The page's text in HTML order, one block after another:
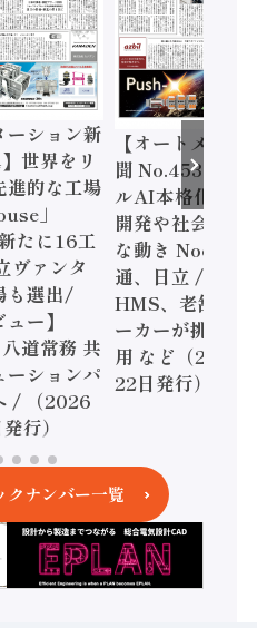
ーション新
世界をリ
進的な工場
」
たに16工
ヴァンタ
も選出/
ー】
道常務 共
ーションパ
/ （2026
行）
【オートメーシ
聞 No.453】フ
ルAI本格化へ
開発や社会実装
な動き Noetra
通、日立 / 兵神
HMS、老舗ポ
ーカーが挑むデ
用 など（2026
22日発行）
クナンバー一覧